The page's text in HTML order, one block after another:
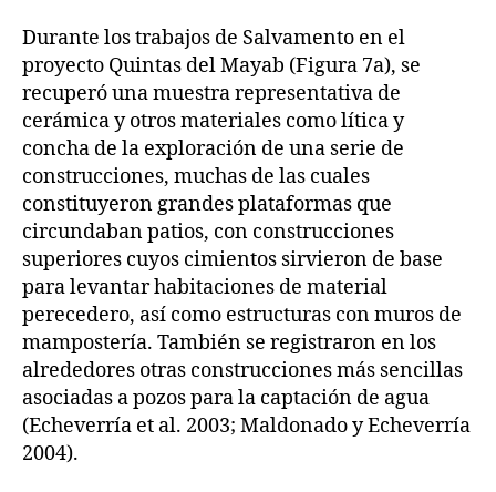
Durante los trabajos de Salvamento en el
proyecto Quintas del Mayab (Figura 7a), se
recuperó una muestra representativa de
cerámica y otros materiales como lítica y
concha de la exploración de una serie de
construcciones, muchas de las cuales
constituyeron grandes plataformas que
circundaban patios, con construcciones
superiores cuyos cimientos sirvieron de base
para levantar habitaciones de material
perecedero, así como estructuras con muros de
mampostería. También se registraron en los
alrededores otras construcciones más sencillas
asociadas a pozos para la captación de agua
(Echeverría et al. 2003; Maldonado y Echeverría
2004).